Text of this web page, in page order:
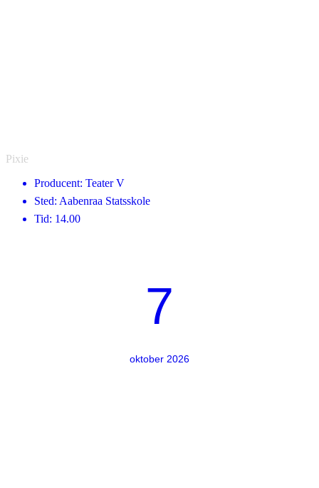
Pixie
Producent: Teater V
Sted: Aabenraa Statsskole
Tid: 14.00
7
oktober 2026